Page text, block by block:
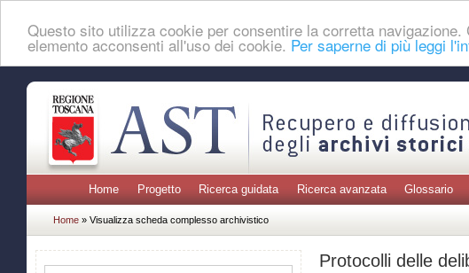
Questo sito utilizza cookie per consentire la corretta
elemento acconsenti all'uso dei cookie. Per saperne di più leggi
Home Progetto Ricerca guidata Ricerca avanzata Glossario
Home » Visualizza scheda complesso archivistico
Protocolli delle